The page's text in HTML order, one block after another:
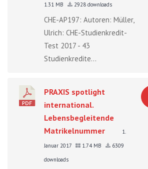
1.31 MB
2928 downloads
CHE-AP197: Autoren: Müller,
Ulrich: CHE-Studienkredit-
Test 2017 - 43
Studienkredite...
PRAXIS spotlight
international.
Lebensbegleitende
Matrikelnummer
1.
Januar 2017
1.74 MB
6309
downloads